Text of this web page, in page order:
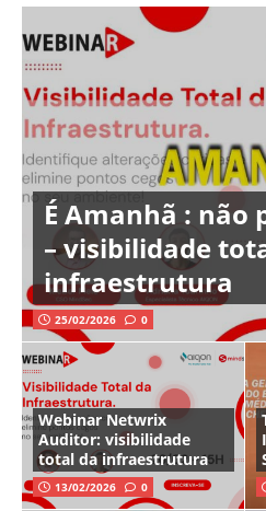
É Amanhã : não
– visibilidade
infraestrutura
25/02/2026 0
Webinar Netwrix
Auditor: visibilidade
total da infraestrutura
13/02/2026 0